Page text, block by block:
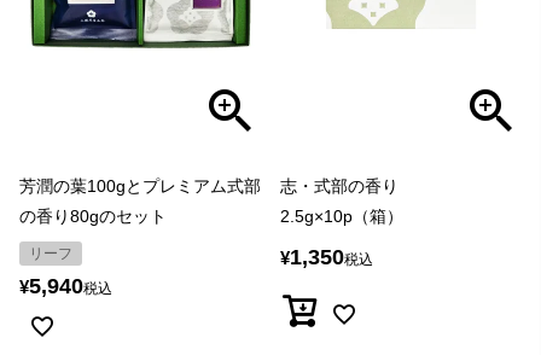
芳潤の葉100gとプレミアム式部
の香り80gのセット
リーフ
¥5,940税込
志・式部の香り
2.5g×10p（箱）
¥1,350税込